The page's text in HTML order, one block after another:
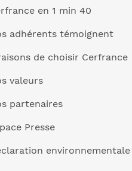
en 1 min 40
adhérents témoignent
de choisir Cerfrance
valeurs
partenaires
Presse
environnementale